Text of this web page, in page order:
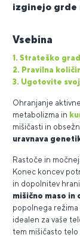
izginejo grde
Vsebina
1. Strateško
2. Pravilna
3. Ugotovite
Ohranjanje
metabolizma in
mišičasti in
uravnava
Rastoče in
Konec koncev
in dopolnitev
mišično maso
popolnega
idealen za vaše
tem mišičasto telo